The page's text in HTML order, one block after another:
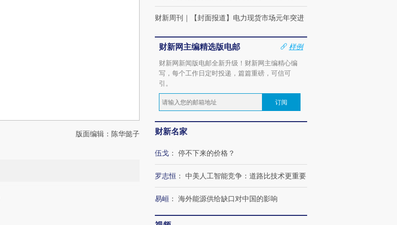
版面编辑：陈华懿子
财新周刊 ｜ 【封面报道】电力现货市场元年突进
财新网主编精选版电邮
样例
财新网新闻版电邮全新升级！财新网主编精心编
写，每个工作日定时投递，篇篇重磅，可信可
引。
订阅
财新名家
伍戈 ： 停不下来的价格？
罗志恒 ： 中美人工智能竞争：道路比技术更重要
易峘 ： 海外能源供给缺口对中国的影响